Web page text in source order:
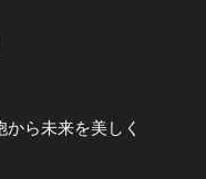
ら未来を美しく